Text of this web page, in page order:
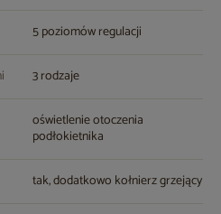
5 poziomów regulacji
3 rodzaje
oświetlenie otoczenia
podłokietnika
tak, dodatkowo kołnierz grzejący